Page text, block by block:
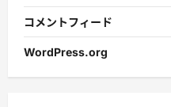
コメントフィード
WordPress.org